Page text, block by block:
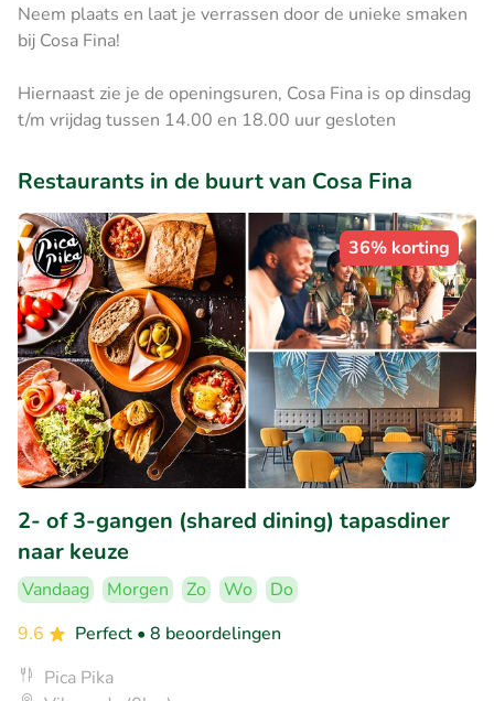
Neem plaats en laat je verrassen door de unieke smaken
bij Cosa Fina!
Hiernaast zie je de openingsuren, Cosa Fina is op dinsdag
t/m vrijdag tussen 14.00 en 18.00 uur gesloten
Restaurants in de buurt van Cosa Fina
36% korting
2- of 3-gangen (shared dining) tapasdiner
naar keuze
Vandaag Morgen Zo Wo
Do
9.6
Perfect • 8 beoordelingen
Pica Pika